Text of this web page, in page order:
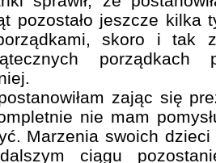
pozostało jeszcze kilka
skoro i tak
porządkach
zając się
nie mam
Marzenia swoich
ciągu